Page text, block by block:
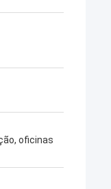
oficinas